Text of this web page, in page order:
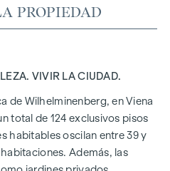
PROPIEDAD
VIVIR LA CIUDAD.
de Wilhelminenberg, en Viena
total de 124 exclusivos pisos
habitables oscilan entre 39 y
Además, las